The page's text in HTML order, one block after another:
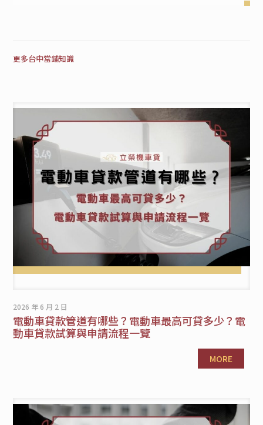
更多台中當鋪知識
2026 年 6 月 2 日
電動車貸款管道有哪些？電動車最高可貸多少？電
動車貸款試算與申請流程一覽
MORE